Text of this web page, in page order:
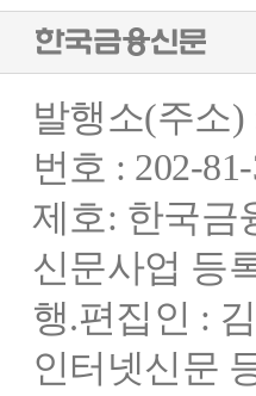
발행소(주소
번호 : 202-
제호: 한국금
신문사업 등
행.편집인 :
인터넷신문